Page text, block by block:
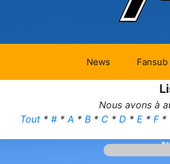
News Fansub
Animes
Nous avons à
Tout * # *A * B* C* D * E* F*